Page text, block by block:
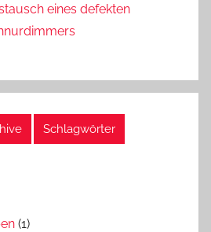
eines defekten
Schlagwörter
(1)